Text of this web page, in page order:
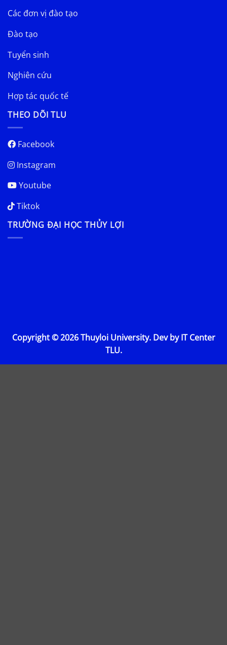
Các đơn vị đào tạo
Đào tạo
Tuyển sinh
Nghiên cứu
Hợp tác quốc tế
THEO DÕI TLU
Facebook
Instagram
Youtube
Tiktok
TRƯỜNG ĐẠI HỌC THỦY LỢI
Copyright © 2026 Thuyloi University. Dev by IT Center
TLU.